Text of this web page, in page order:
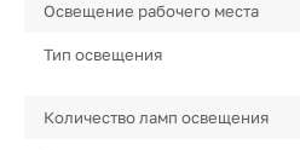
Освещение рабочего места
Тип освещения
Количество ламп освещения